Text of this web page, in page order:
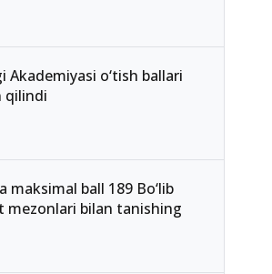
Akademiyasi o‘tish ballari
qilindi
maksimal ball 189 Bo‘lib
bilan tanishing